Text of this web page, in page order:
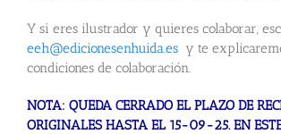
Y si eres ilustrador y quieres colaborar,
eeh@edicionesenhuida.es y te
condiciones de colaboración.
NOTA: QUEDA CERRADO EL PLAZO DE
ORIGINALES HASTA EL 15-09-25. EN